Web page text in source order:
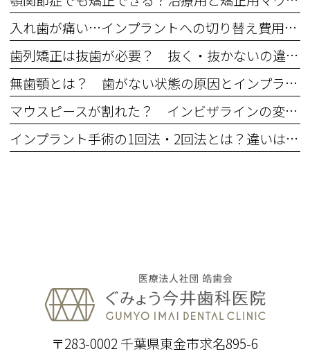
入れ歯が痛い…インプラントへの切り替え費用・期間・年齢の不安を解消
歯列矯正は抜歯が必要？ 抜く・抜かないの違いとメリットデメリット
無歯顎とは？ 歯がない状態の原因とインプラントなどの治療法
マウスピースが割れた？ インビザラインの変形・ひび割れなどのトラブル対処法
インプラント手術の1回法・2回法とは？違いは何？ それぞれのメリット・デメリット
〒283-0002 千葉県東金市求名895-6